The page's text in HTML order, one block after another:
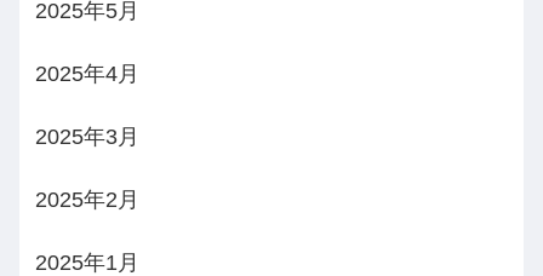
2025年5月
2025年4月
2025年3月
2025年2月
2025年1月